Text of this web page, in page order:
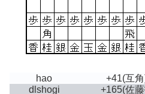
hao +41(互
dlshogi
+165(佐